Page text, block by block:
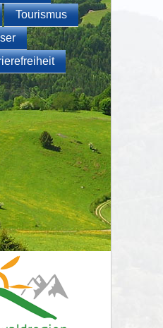
Tourismus